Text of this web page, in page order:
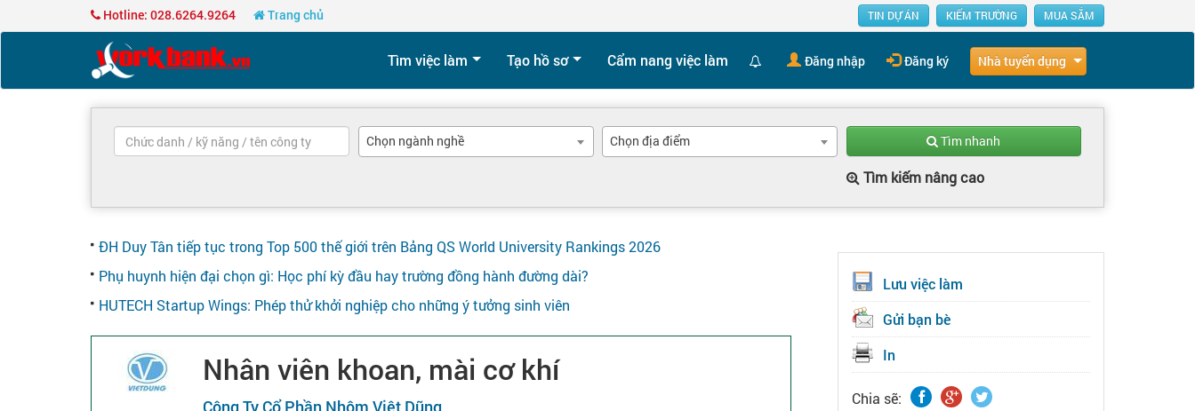
Hotline: 028.6264.9264 Trang chủ TIN DỰ ÁN KIẾM TRƯỜNG MUA SẮM
Tìm việc làm Tạo hồ sơ Cẩm nang việc làm Đăng nhập Đăng ký Nhà tuyển dụng
Chọn ngành nghề Chọn địa điểm Tìm nhanh
Tìm kiếm nâng cao
ĐH Duy Tân tiếp tục trong Top 500 thế giới trên Bảng QS World University Rankings 2026
Phụ huynh hiện đại chọn gì: Học phí kỳ đầu hay trường đồng hành đường dài?
HUTECH Startup Wings: Phép thử khởi nghiệp cho những ý tưởng sinh viên
Nhân viên khoan, mài cơ khí
Lưu việc làm
Gửi bạn bè
In
Chia sẽ: